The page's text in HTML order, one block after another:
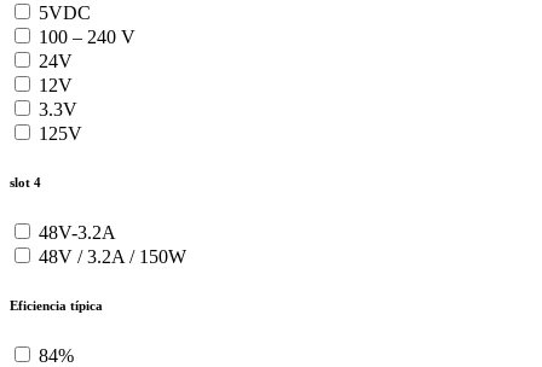
5VDC
100 – 240 V
24V
12V
3.3V
125V
slot 4
48V-3.2A
48V / 3.2A / 150W
Eficiencia típica
84%